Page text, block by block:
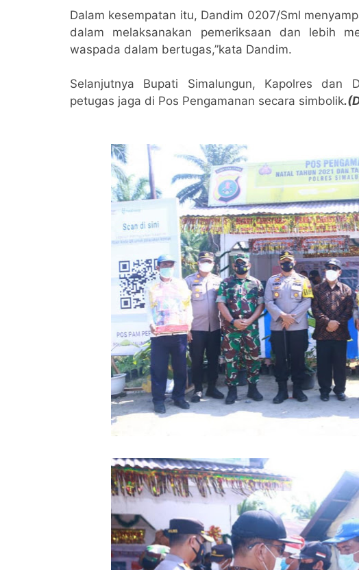
Dalam kesempatan itu, Dandim 0207/Sml
dalam melaksanakan pemeriksaan dan lebih
waspada dalam bertugas,”kata Dandim.
Selanjutnya Bupati Simalungun, Kapolres dan
petugas jaga di Pos Pengamanan secara simbolik